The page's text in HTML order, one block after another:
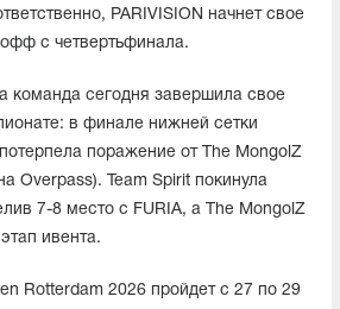
PARIVISION начнет свое
с четвертьфинала.
команда сегодня завершила свое
в финале нижней сетки
поражение от The MongolZ
Overpass). Team Spirit покинула
7-8 место с FURIA, а The MongolZ
ивента.
Rotterdam 2026 пройдет с 27 по 29